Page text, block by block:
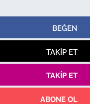
BEĞEN
TAKIP ET
TAKIP ET
ABONE OL